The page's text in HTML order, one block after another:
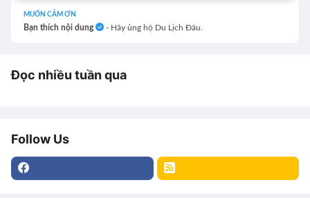
MUỐN CẢM ƠN
Bạn thích nội dung - Hãy ủng hộ Du Lịch Đâu.
Đọc nhiều tuần qua
Follow Us